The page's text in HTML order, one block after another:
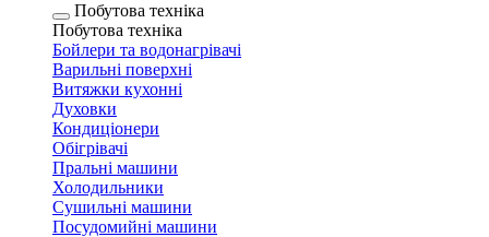
Побутова техніка
Побутова техніка
Бойлери та водонагрівачі
Варильні поверхні
Витяжки кухонні
Духовки
Кондиціонери
Обігрівачі
Пральні машини
Холодильники
Сушильні машини
Посудомийні машини